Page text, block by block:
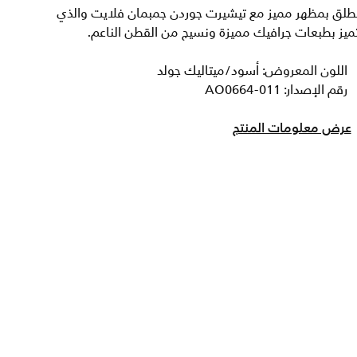
بمظهر مميز مع تيشيرت جوردن جمبمان فلايت والذي
بطبعات جرافيك مميزة ونسيج من القطن الناعم.
اللون المعروض: أسود/ميتاليك جولد
رقم الإصدار: AO0664-011
عرض معلومات المنتج